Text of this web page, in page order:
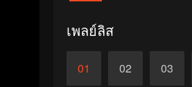
เพลย์ลิส
01 02 03